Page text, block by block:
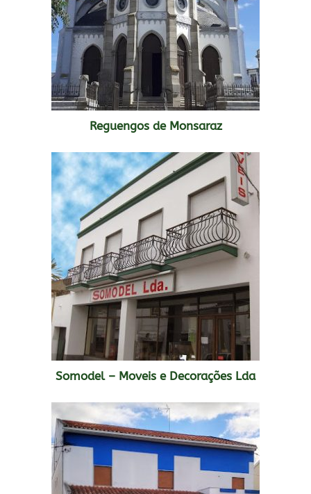
Reguengos de Monsaraz
Somodel – Moveis e Decorações Lda